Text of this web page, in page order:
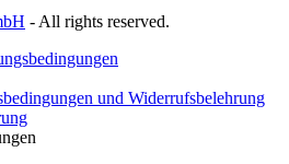
- All rights reserved.
und Widerrufsbelehrung